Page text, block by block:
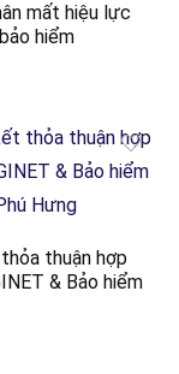
mất hiệu lực
hiểm
thuận hợp
& Bảo hiểm